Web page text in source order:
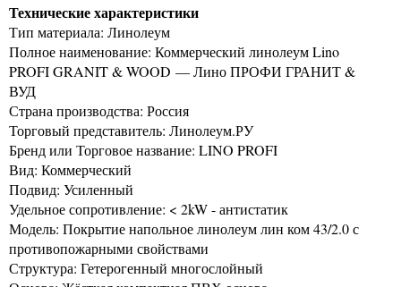
Технические характеристики
Тип материала: Линолеум
Полное наименование: Коммерческий линолеум Lino
PROFI GRANIT & WOOD — Лино ПРОФИ ГРАНИТ &
ВУД
Страна производства: Россия
Торговый представитель: Линолеум.РУ
Бренд или Торговое название: LINO PROFI
Вид: Коммерческий
Подвид: Усиленный
Удельное сопротивление: < 2kW - антистатик
Модель: Покрытие напольное линолеум лин ком 43/2.0 с
противопожарными свойствами
Структура: Гетерогенный многослойный